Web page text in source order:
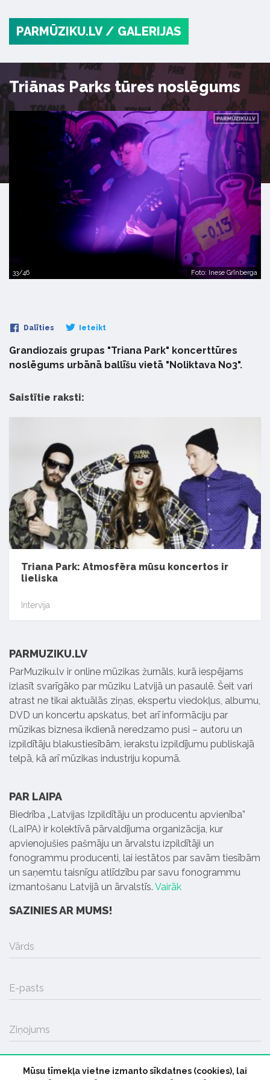
PARMŪZIKU.LV / GALERIJAS
Triānas Parks tūres noslēgums
33/46 Foto: Inese Grīnberga
Dalīties Ieteikt
Grandiozais grupas "Triana Park" koncerttūres
noslēgums urbānā ballīšu vietā "Noliktava No3".
Saistītie raksti:
Triana Park: Atmosfēra mūsu koncertos ir
lieliska
Intervija
PARMUZIKU.LV
ParMuziku.lv ir online mūzikas žurnāls, kurā iespējams
izlasīt svarīgāko par mūziku Latvijā un pasaulē. Šeit vari
atrast ne tikai aktuālās ziņas, ekspertu viedokļus, albumu,
DVD un koncertu apskatus, bet arī informāciju par
mūzikas biznesa ikdienā neredzamo pusi – autoru un
izpildītāju blakustiesībām, ierakstu izpildījumu publiskajā
telpā, kā arī mūzikas industriju kopumā.
PAR LAIPA
Biedrība „Latvijas Izpildītāju un producentu apvienība”
(LaIPA) ir kolektīvā pārvaldījuma organizācija, kur
apvienojušies pašmāju un ārvalstu izpildītāji un
fonogrammu producenti, lai iestātos par savām tiesībām
un saņemtu taisnīgu atlīdzību par savu fonogrammu
izmantošanu Latvijā un ārvalstīs. Vairāk
SAZINIES AR MUMS!
Vārds
E-pasts
Ziņojums
Mūsu tīmekļa vietne izmanto sīkdatnes (cookies), lai